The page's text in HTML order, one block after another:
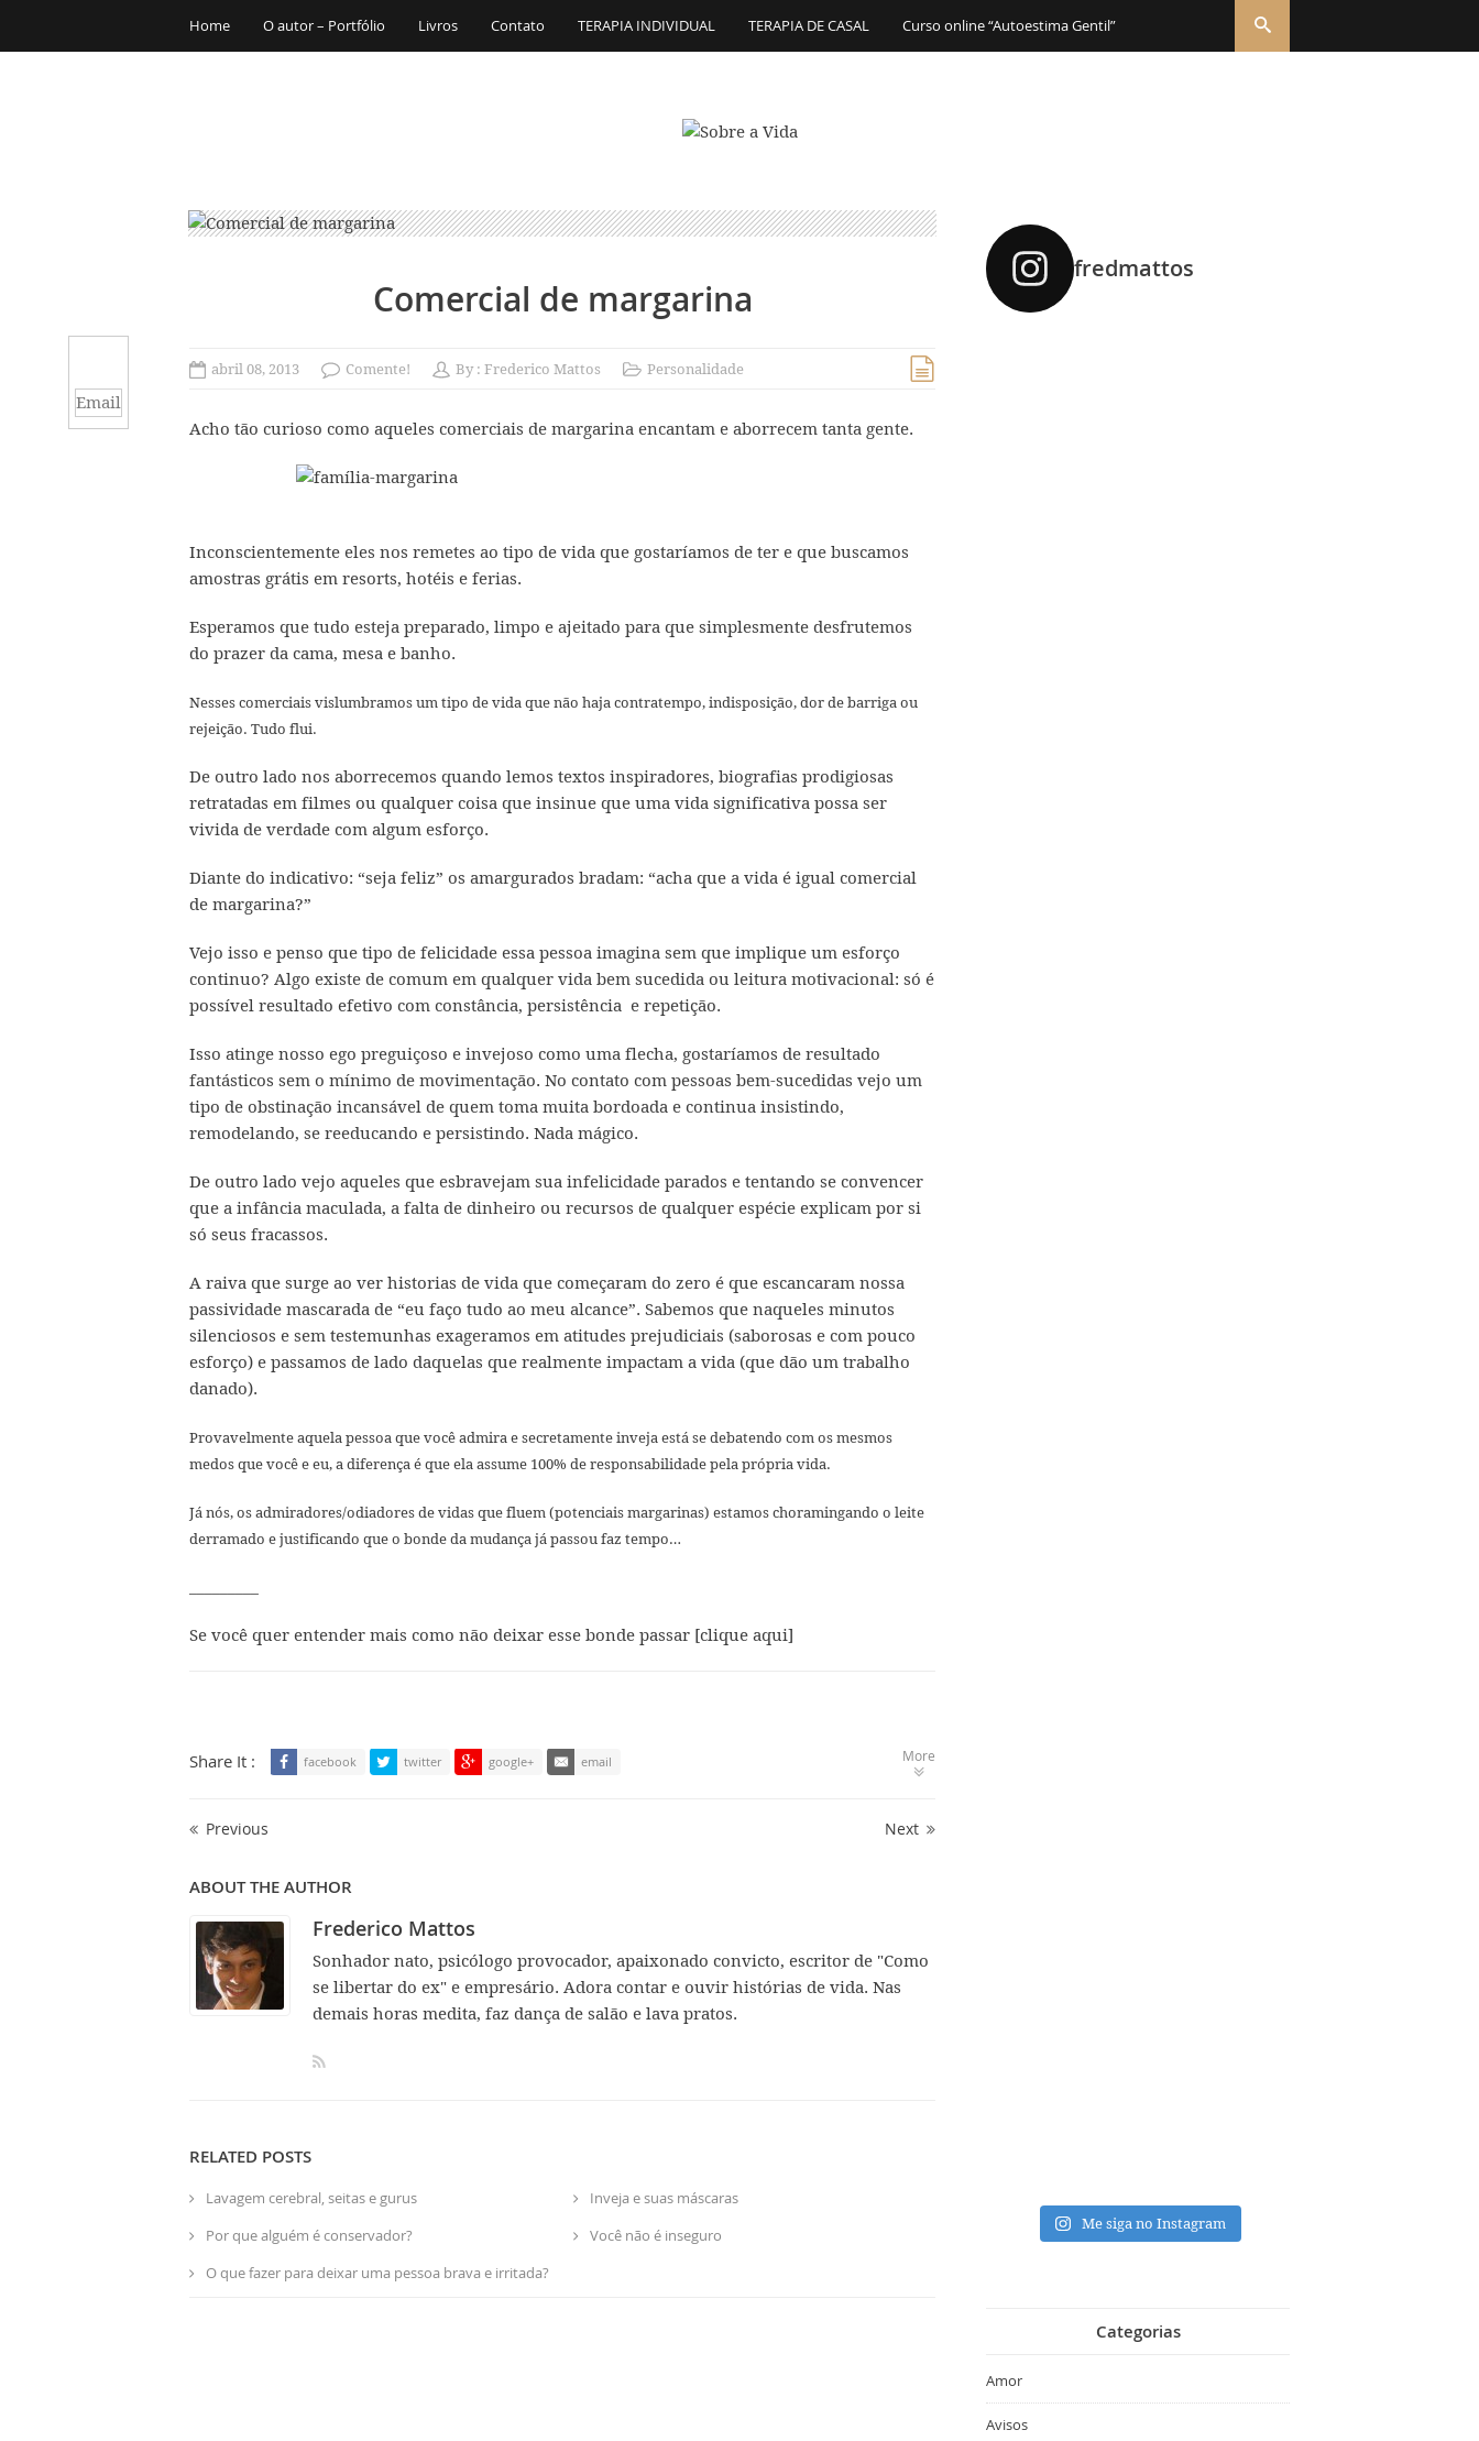
Home O autor – Portfólio Livros Contato TERAPIA INDIVIDUAL TERAPIA DE CASAL Curso online “Autoestima Gentil”
Comercial de margarina
abril 08, 2013 Comente! By : Frederico Mattos Personalidade
Acho tão curioso como aqueles comerciais de margarina encantam e aborrecem tanta gente.
Inconscientemente eles nos remetes ao tipo de vida que gostaríamos de ter e que buscamos
amostras grátis em resorts, hotéis e ferias.
Esperamos que tudo esteja preparado, limpo e ajeitado para que simplesmente desfrutemos
do prazer da cama, mesa e banho.
Nesses comerciais vislumbramos um tipo de vida que não haja contratempo, indisposição, dor de barriga ou
rejeição. Tudo flui.
De outro lado nos aborrecemos quando lemos textos inspiradores, biografias prodigiosas
retratadas em filmes ou qualquer coisa que insinue que uma vida significativa possa ser
vivida de verdade com algum esforço.
Diante do indicativo: “seja feliz” os amargurados bradam: “acha que a vida é igual comercial
de margarina?”
Vejo isso e penso que tipo de felicidade essa pessoa imagina sem que implique um esforço
continuo? Algo existe de comum em qualquer vida bem sucedida ou leitura motivacional: só é
possível resultado efetivo com constância, persistência e repetição.
Isso atinge nosso ego preguiçoso e invejoso como uma flecha, gostaríamos de resultado
fantásticos sem o mínimo de movimentação. No contato com pessoas bem-sucedidas vejo um
tipo de obstinação incansável de quem toma muita bordoada e continua insistindo,
remodelando, se reeducando e persistindo. Nada mágico.
De outro lado vejo aqueles que esbravejam sua infelicidade parados e tentando se convencer
que a infância maculada, a falta de dinheiro ou recursos de qualquer espécie explicam por si
só seus fracassos.
A raiva que surge ao ver historias de vida que começaram do zero é que escancaram nossa
passividade mascarada de “eu faço tudo ao meu alcance”. Sabemos que naqueles minutos
silenciosos e sem testemunhas exageramos em atitudes prejudiciais (saborosas e com pouco
esforço) e passamos de lado daquelas que realmente impactam a vida (que dão um trabalho
danado).
Provavelmente aquela pessoa que você admira e secretamente inveja está se debatendo com os mesmos
medos que você e eu, a diferença é que ela assume 100% de responsabilidade pela própria vida.
Já nós, os admiradores/odiadores de vidas que fluem (potenciais margarinas) estamos choramingando o leite
derramado e justificando que o bonde da mudança já passou faz tempo…
Se você quer entender mais como não deixar esse bonde passar [clique aqui]
Email
Share It : facebook twitter google+ email More
Previous Next
ABOUT THE AUTHOR
Frederico Mattos
Sonhador nato, psicólogo provocador, apaixonado convicto, escritor de "Como
se libertar do ex" e empresário. Adora contar e ouvir histórias de vida. Nas
demais horas medita, faz dança de salão e lava pratos.
RELATED POSTS
Lavagem cerebral, seitas e gurus
Por que alguém é conservador?
O que fazer para deixar uma pessoa brava e irritada?
Inveja e suas máscaras
Você não é inseguro
fredmattos
Me siga no Instagram
Categorias
Amor
Avisos